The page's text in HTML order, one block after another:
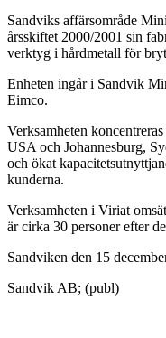
Sandviks affärsområde
årsskiftet 2000/2001 sin
verktyg i hårdmetall för
Enheten ingår i Sandvik
Eimco.
Verksamheten
USA och Johannesburg,
och ökat
kunderna.
Verksamheten i Viriat
är cirka 30 personer efter
Sandviken den 15
Sandvik AB; (publ)